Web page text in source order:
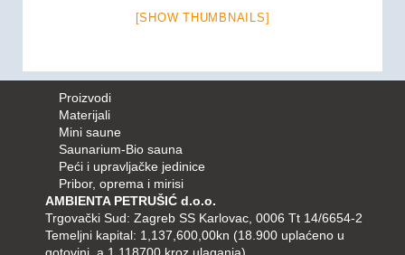
[SHOW THUMBNAILS]
Proizvodi
Materijali
Mini saune
Saunarium-Bio sauna
Peći i upravljačke jedinice
Pribor, oprema i mirisi
AMBIENTA PETRUŠIĆ d.o.o.
Trgovački Sud: Zagreb SS Karlovac, 0006 Tt 14/6654-2
Temeljni kapital: 1,137,600,00kn (18.900 uplaćeno u